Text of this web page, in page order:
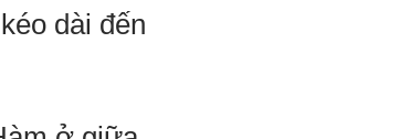
dài đến